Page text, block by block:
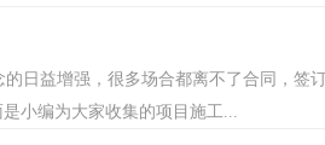
日益增强，很多场合都离不了合同，签
小编为大家收集的项目施工...